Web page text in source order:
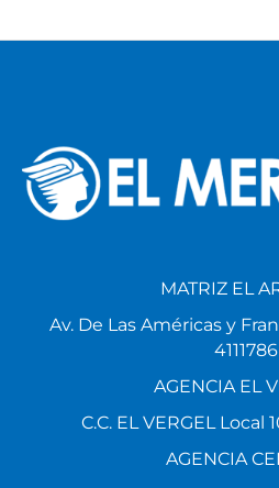
MATRIZ EL
Av. De Las Américas y
4111786
AGENCIA EL
C.C. EL VERGEL Local
AGENCIA